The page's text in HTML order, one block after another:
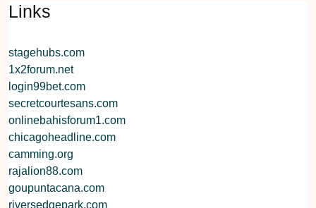
Links
stagehubs.com
1x2forum.net
login99bet.com
secretcourtesans.com
onlinebahisforum1.com
chicagoheadline.com
camming.org
rajalion88.com
goupuntacana.com
riversedgepark.com